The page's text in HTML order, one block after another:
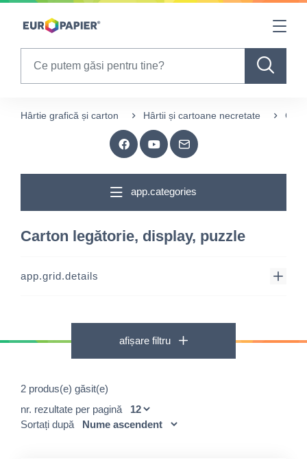
Table Of Content
Hârtie grafică și carton Hârtii și cartoane necretate
app.categories
Carton legătorie, display, puzzle
app.grid.details
afișare filtru
2 produs(e) găsit(e)
nr. rezultate per pagină
Sortați după